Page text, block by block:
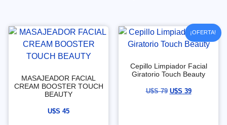
MASAJEADOR FACIAL
CREAM BOOSTER TOUCH
BEAUTY
U$S 45
¡OFERTA!
Cepillo Limpiador Facial
Giratorio Touch Beauty
U$S79 U$S 39